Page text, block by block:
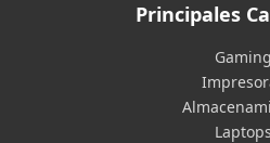
Principales
Gaming
Laptops